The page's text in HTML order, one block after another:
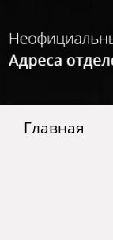
Главная